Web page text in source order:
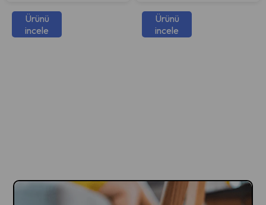
Ürünü
incele
Ürünü
incele